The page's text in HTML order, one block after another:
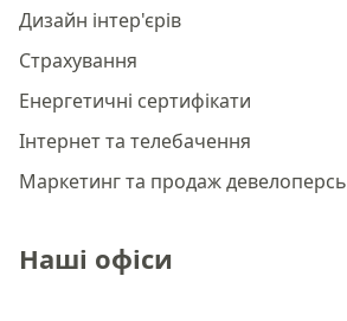
Дизайн інтер'єрів
Страхування
Енергетичні сертифікати
Інтернет та телебачення
Маркетинг та продаж
Наші офіси